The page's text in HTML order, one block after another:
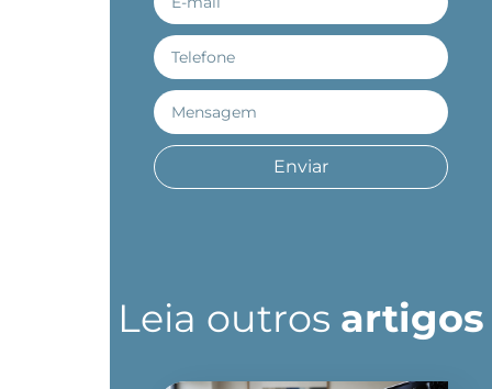
Enviar
Leia outros artigos